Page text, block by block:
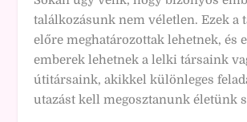
találkozásunk nem véletlen. Ezek a
előre meghatározottak lehetnek, és
emberek lehetnek a lelki társaink
útitársaink, akikkel különleges
utazást kell megosztanunk életünk